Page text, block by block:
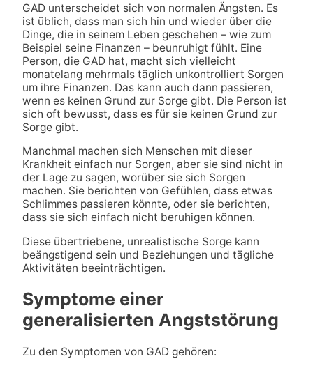
GAD unterscheidet sich von normalen Ängsten. Es
ist üblich, dass man sich hin und wieder über die
Dinge, die in seinem Leben geschehen – wie zum
Beispiel seine Finanzen – beunruhigt fühlt. Eine
Person, die GAD hat, macht sich vielleicht
monatelang mehrmals täglich unkontrolliert Sorgen
um ihre Finanzen. Das kann auch dann passieren,
wenn es keinen Grund zur Sorge gibt. Die Person ist
sich oft bewusst, dass es für sie keinen Grund zur
Sorge gibt.
Manchmal machen sich Menschen mit dieser
Krankheit einfach nur Sorgen, aber sie sind nicht in
der Lage zu sagen, worüber sie sich Sorgen
machen. Sie berichten von Gefühlen, dass etwas
Schlimmes passieren könnte, oder sie berichten,
dass sie sich einfach nicht beruhigen können.
Diese übertriebene, unrealistische Sorge kann
beängstigend sein und Beziehungen und tägliche
Aktivitäten beeinträchtigen.
Symptome einer
generalisierten Angststörung
Zu den Symptomen von GAD gehören: